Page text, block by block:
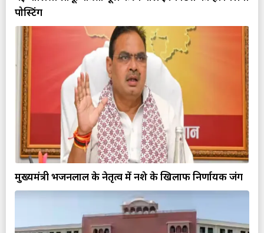
पोस्टिंग
मुख्यमंत्री भजनलाल के नेतृत्व में नशे के खिलाफ निर्णायक जंग